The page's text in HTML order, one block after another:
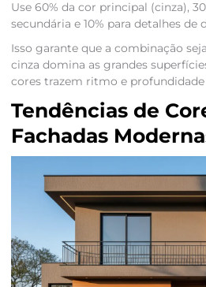
Use 60% da cor principal (cinza),
secundária e 10% para detalhes de
Isso garante que a combinação seja
cinza domina as grandes
cores trazem ritmo e
Tendências de
Fachadas